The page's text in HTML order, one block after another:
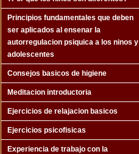
Principios fundamentales que deben
ser aplicados al ensenar la
autorregulacion psiquica a los ninos y
adolescentes
Consejos basicos de higiene
Meditacion introductoria
Ejercicios de relajacion basicos
Ejercicios psicofisicas
Experiencia de trabajo con la